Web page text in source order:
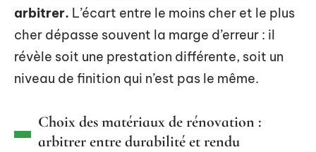
arbitrer. L’écart entre le moins cher et le plus
cher dépasse souvent la marge d’erreur : il
révèle soit une prestation différente, soit un
niveau de finition qui n’est pas le même.
Choix des matériaux de rénovation :
arbitrer entre durabilité et rendu